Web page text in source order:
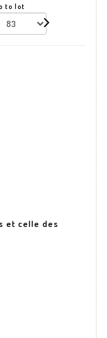
to lot
et celle des